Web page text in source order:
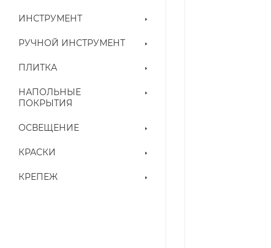
ИНСТРУМЕНТ
РУЧНОЙ ИНСТРУМЕНТ
ПЛИТКА
НАПОЛЬНЫЕ
ПОКРЫТИЯ
ОСВЕЩЕНИЕ
КРАСКИ
КРЕПЕЖ